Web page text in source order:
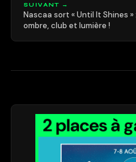
SUIVANT →
Nascaa sort « Until It Shines
ombre, club et lumière !